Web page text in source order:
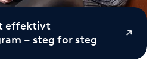
effektivt
– steg for steg